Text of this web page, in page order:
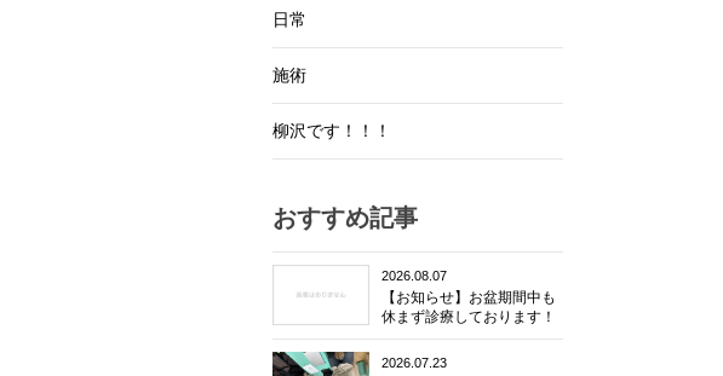
日常
施術
柳沢です！！！
おすすめ記事
2026.08.07
【お知らせ】お盆期間中も
休まず診療しております！
2026.07.23